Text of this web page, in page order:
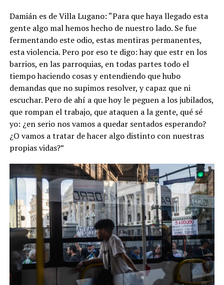
Damián es de Villa Lugano: “Para que haya llegado esta
gente algo mal hemos hecho de nuestro lado. Se fue
fermentando este odio, estas mentiras permanentes,
esta violencia. Pero por eso te digo: hay que estr en los
barrios, en las parroquias, en todas partes todo el
tiempo haciendo cosas y entendiendo que hubo
demandas que no supimos resolver, y capaz que ni
escuchar. Pero de ahí a que hoy le peguen a los jubilados,
que rompan el trabajo, que ataquen a la gente, qué sé
yo: ¿en serio nos vamos a quedar sentados esperando?
¿O vamos a tratar de hacer algo distinto con nuestras
propias vidas?”